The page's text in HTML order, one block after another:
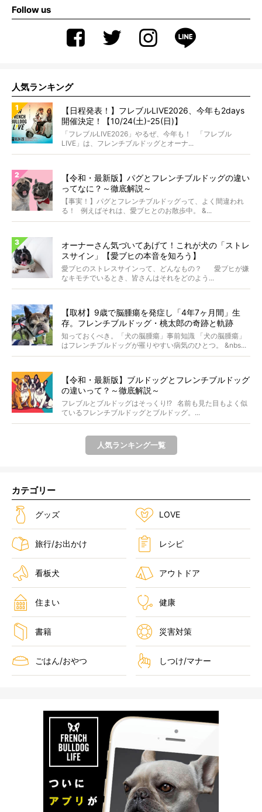
Follow us
人気ランキング
【日程発表！】フレブルLIVE2026、今年も2days
開催決定！【10/24(土)-25(日)】
「フレブルLIVE2026」やるぜ、今年も！ 「フレブル
LIVE」は、フレンチブルドッグとオーナ...
【令和・最新版】パグとフレンチブルドッグの違い
ってなに？～徹底解説～
【事実！】パグとフレンチブルドッグって、よく間違われ
る！ 例えばそれは、愛ブヒとのお散歩中。 &...
オーナーさん気づいてあげて！これが犬の「ストレ
スサイン」【愛ブヒの本音を知ろう】
愛ブヒのストレスサインって、どんなもの？ 愛ブヒが嫌
なキモチでいるとき、皆さんはそれをどのよう...
【取材】9歳で脳腫瘍を発症し「4年7ヶ月間」生
存。フレンチブルドッグ・桃太郎の奇跡と軌跡
知っておくべき。「犬の脳腫瘍」事前知識 「犬の脳腫瘍」
はフレンチブルドッグが罹りやすい病気のひとつ。 &nbs...
【令和・最新版】ブルドッグとフレンチブルドッグ
の違いって？～徹底解説～
フレブルとブルドッグはそっくり!? 名前も見た目もよく似
ているフレンチブルドッグとブルドッグ。...
人気ランキング一覧
カテゴリー
グッズ LOVE
旅行/お出かけ レシピ
看板犬 アウトドア
住まい 健康
書籍 災害対策
ごはん/おやつ しつけ/マナー